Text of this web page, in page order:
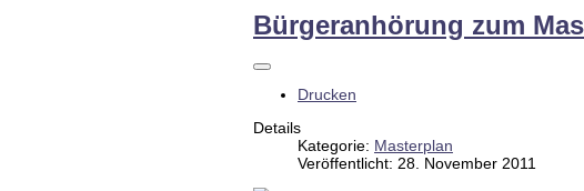
Bürgeranhörung zum
Drucken
Details
Kategorie: Masterplan
Veröffentlicht: 28. November 2011